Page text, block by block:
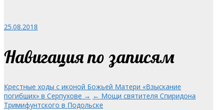
25.08.2018
Навигация по записям
Крестные ходы с иконой Божьей Матери «Взыскание
погибших» в Серпухове → ← Мощи святителя Спиридона
Тримифунтского в Подольске